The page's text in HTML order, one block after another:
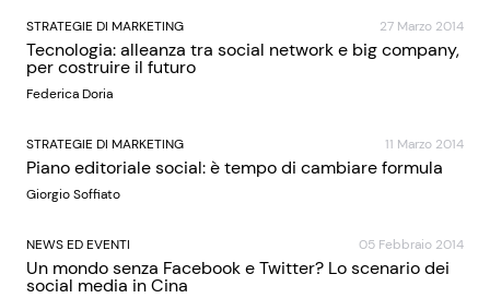
STRATEGIE DI MARKETING 27 Marzo 2014
Tecnologia: alleanza tra social network e big company,
per costruire il futuro
Federica Doria
STRATEGIE DI MARKETING 11 Marzo 2014
Piano editoriale social: è tempo di cambiare formula
Giorgio Soffiato
NEWS ED EVENTI 05 Febbraio 2014
Un mondo senza Facebook e Twitter? Lo scenario dei
social media in Cina